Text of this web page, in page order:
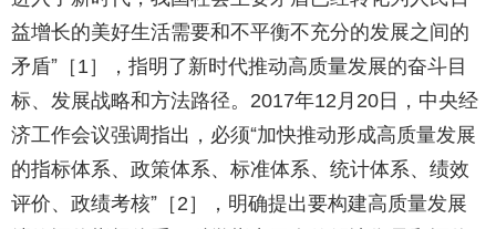
益增长的美好生活需要和不平衡不充分的发展之间的
矛盾”［1］，指明了新时代推动高质量发展的奋斗目
标、发展战略和方法路径。 2017年12 月 20日，中央经
济工作会议强调指出，必须“加快推动形成高质量发展
的指标体系、政策体系、标准体系、统计体系、绩效
评价、政绩考核”［2］，明确提出要构建高质量发展